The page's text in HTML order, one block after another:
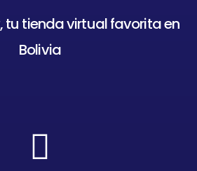
tu tienda virtual favorita en
Bolivia